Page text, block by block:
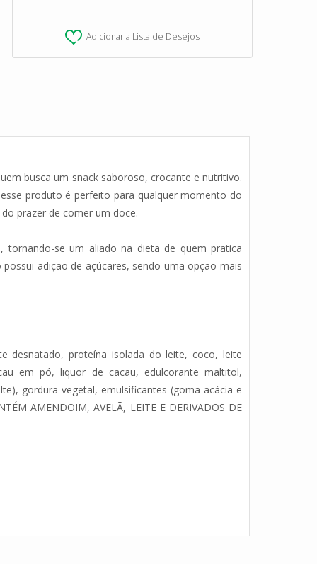
Adicionar a Lista de Desejos
busca um snack saboroso, crocante e nutritivo.
produto é perfeito para qualquer momento do
prazer de comer um doce.
tornando-se um aliado na dieta de quem pratica
adição de açúcares, sendo uma opção mais
desnatado, proteína isolada do leite, coco, leite
em pó, liquor de cacau, edulcorante maltitol,
gordura vegetal, emulsificantes (goma acácia e
AMENDOIM, AVELÃ, LEITE E DERIVADOS DE